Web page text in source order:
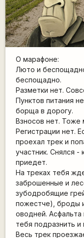
О марафоне:
Люто и
беспощадно.
Разметки нет.
Пунктов питания
борща в дорогу.
Взносов нет. Тоже
Регистрации нет.
проехал трек и
участник. Снялся -
приедет.
На треках тебя
заброшенные и
зубодробящие
пожестче), броды
оводней.
тебя подразнить и
Весь трек